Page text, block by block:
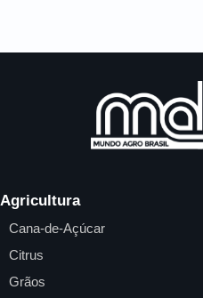
Agricultura
Cana-de-Açúcar
Citrus
Grãos